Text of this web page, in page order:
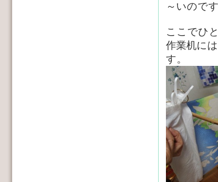
～いので
ここでひ
作業机に
す。